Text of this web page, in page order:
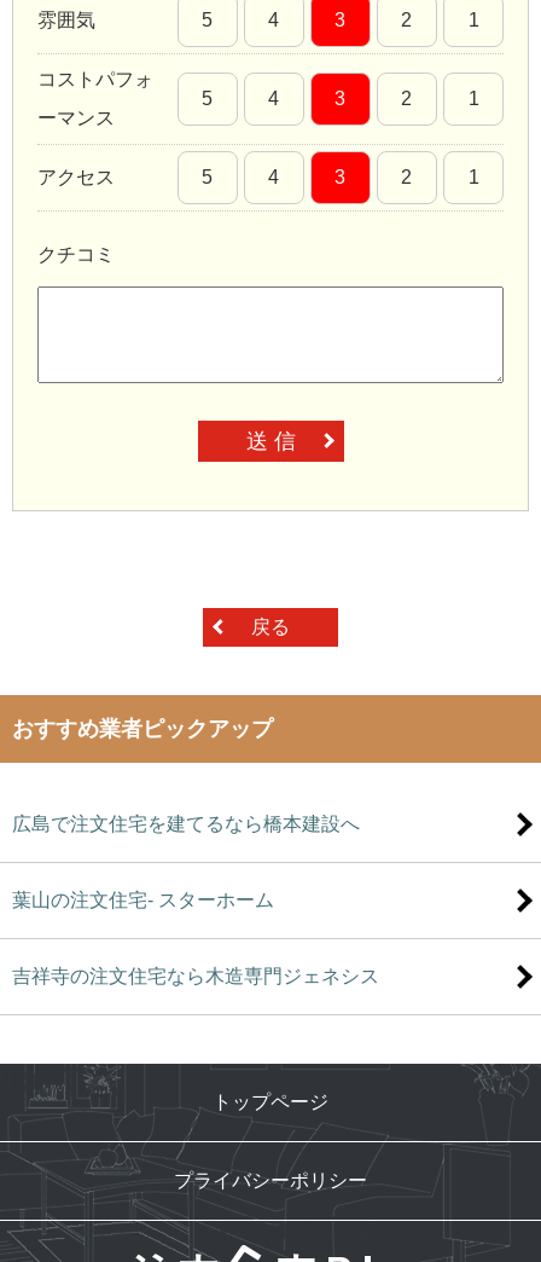
雰囲気 5 4 3 2 1
コストパフォ
ーマンス
5 4 3 2 1
アクセス 5 4 3 2 1
クチコミ
送 信
戻る
おすすめ業者ピックアップ
広島で注文住宅を建てるなら橋本建設へ
葉山の注文住宅- スターホーム
吉祥寺の注文住宅なら木造専門ジェネシス
トップページ
プライバシーポリシー